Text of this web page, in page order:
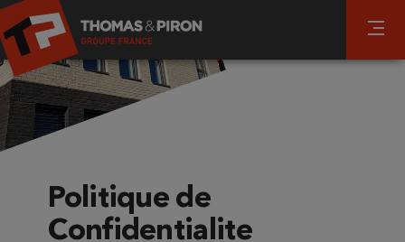
Politique de
Confidentialite